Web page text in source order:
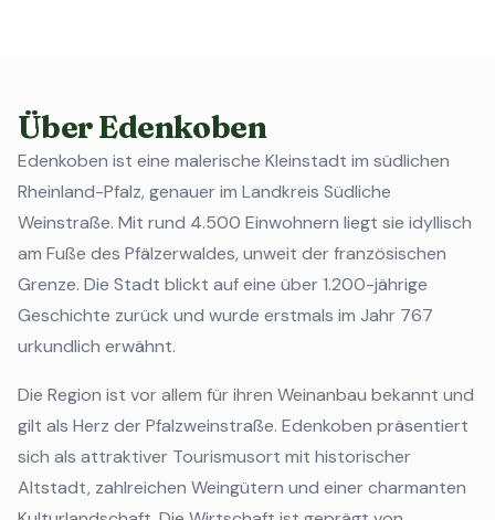
Über Edenkoben
Edenkoben ist eine malerische Kleinstadt im südlichen
Rheinland-Pfalz, genauer im Landkreis Südliche
Weinstraße. Mit rund 4.500 Einwohnern liegt sie idyllisch
am Fuße des Pfälzerwaldes, unweit der französischen
Grenze. Die Stadt blickt auf eine über 1.200-jährige
Geschichte zurück und wurde erstmals im Jahr 767
urkundlich erwähnt.
Die Region ist vor allem für ihren Weinanbau bekannt und
gilt als Herz der Pfalzweinstraße. Edenkoben präsentiert
sich als attraktiver Tourismusort mit historischer
Altstadt, zahlreichen Weingütern und einer charmanten